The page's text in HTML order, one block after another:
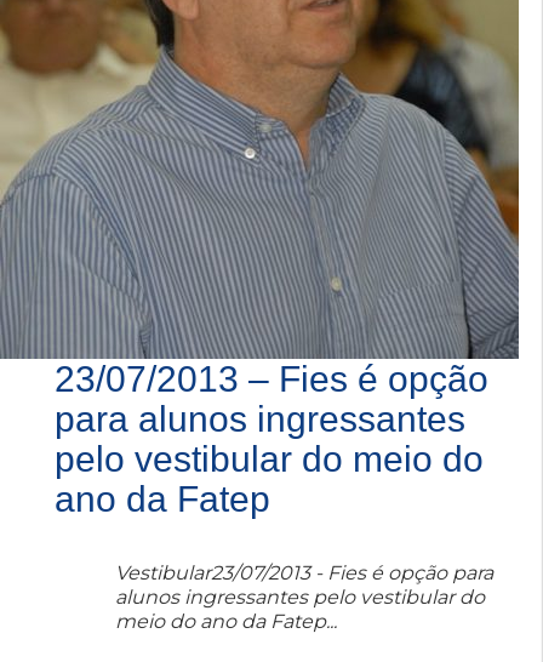
23/07/2013 – Fies é opção
para alunos ingressantes
pelo vestibular do meio do
ano da Fatep
Vestibular23/07/2013 - Fies é opção para
alunos ingressantes pelo vestibular do
meio do ano da Fatep...